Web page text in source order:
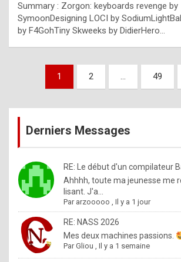
l
e
x
a
%
m
a
d
b
y
Summary : Zorgon: keyboards revenge by
SymoonDesigning LOCI by
by F4GohTiny Skweeks by DidierHero…
Pagination
publications
1 2 … 49
Derniers Messages
RE: Le début d'un compilateur
Ahhhh, toute ma jeunesse me
lisant. J'a...
Par arzooooo ,Il y a 1 jour
RE: NASS 2026
Mes deux machines passions.
ParGliou ,Il y a 1 semaine